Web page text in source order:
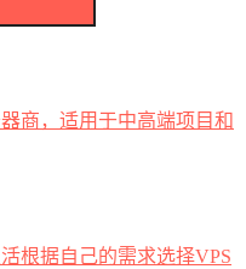
商，适用于中高端项目和
根据自己的需求选择VPS